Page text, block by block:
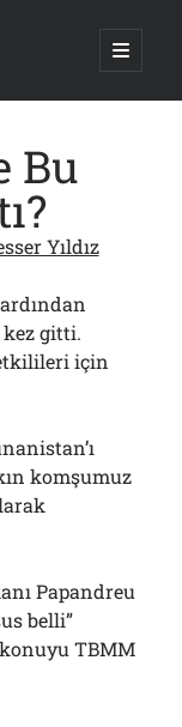
ana
İsyan Etti:“Bizi
ABD’yi Göreve
Bu
Yıldız
kez gitti.
için
komşumuz
Papandreu
belli”
TBMM